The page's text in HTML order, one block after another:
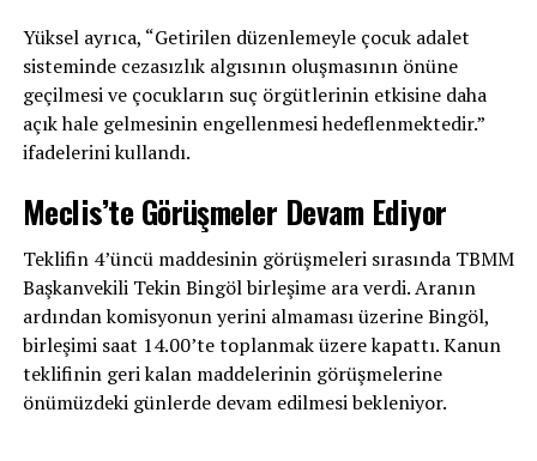
Yüksel ayrıca, “Getirilen düzenlemeyle çocuk adalet
sisteminde cezasızlık algısının oluşmasının önüne
geçilmesi ve çocukların suç örgütlerinin etkisine daha
açık hale gelmesinin engellenmesi hedeflenmektedir.”
ifadelerini kullandı.
Meclis’te Görüşmeler Devam Ediyor
Teklifin 4’üncü maddesinin görüşmeleri sırasında TBMM
Başkanvekili Tekin Bingöl birleşime ara verdi. Aranın
ardından komisyonun yerini almaması üzerine Bingöl,
birleşimi saat 14.00’te toplanmak üzere kapattı. Kanun
teklifinin geri kalan maddelerinin görüşmelerine
önümüzdeki günlerde devam edilmesi bekleniyor.